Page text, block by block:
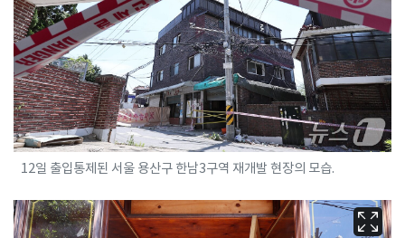
12일 출입통제된 서울 용산구 한남3구역 재개발 현장의 모습.